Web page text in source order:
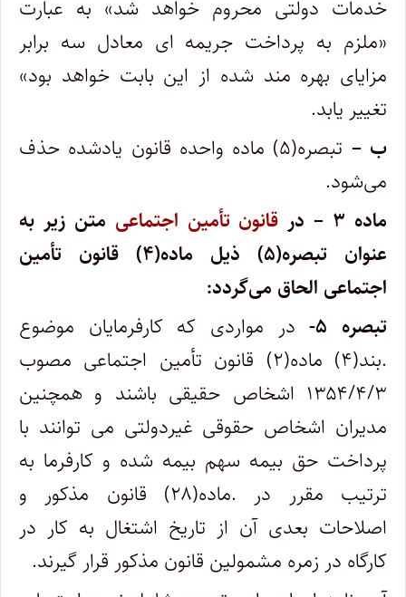
خدمات دولتی محروم خواهد شد» به عبارت
«ملزم به پرداخت جریمه ای معادل سه برابر
مزایای بهره مند شده از این بابت خواهد بود»
تغییر یابد.
ب –
تبصره(۵) ماده واحده قانون یادشده حذف
می‌شود.
ماده ۳ – در
قانون تأمین اجتماعی متن زیر به
عنوان تبصره(۵) ذیل ماده(۴) قانون تأمین
اجتماعی الحاق می‌گردد:
تبصره ۵-
در مواردی که کارفرمایان موضوع
.بند(۴) ماده(۲) قانون تأمین اجتماعی مصوب
۱۳۵۴/۴/۳ اشخاص حقیقی باشند و همچنین
مدیران اشخاص حقوقی غیردولتی می توانند با
پرداخت حق بیمه سهم بیمه شده و کارفرما به
ترتیب مقرر در .ماده(۲۸) قانون مذکور و
اصلاحات بعدی آن از تاریخ اشتغال به کار در
کارگاه در زمره مشمولین قانون مذکور قرار گیرند.